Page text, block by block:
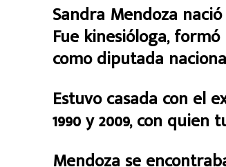
Sandra Mendoza
Fue kinesióloga,
como diputada
Estuvo casada con el
1990 y 2009, con quien